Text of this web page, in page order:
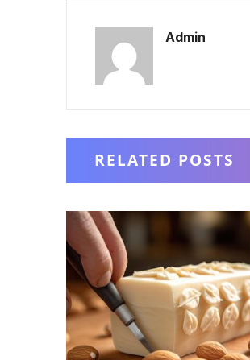
Admin
RELATED POSTS